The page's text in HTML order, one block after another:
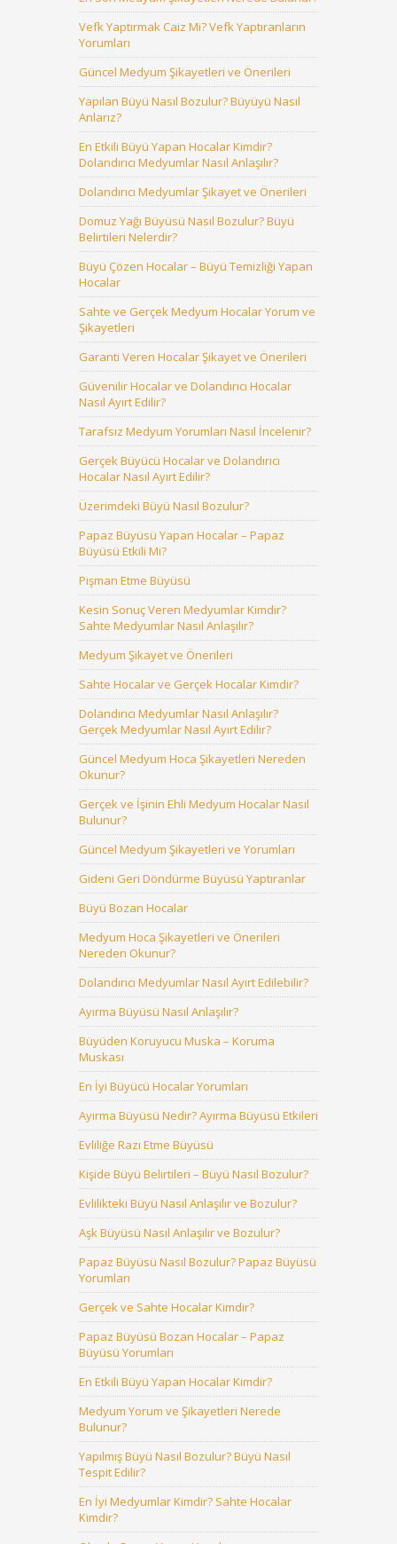
Vefk Yaptırmak Caiz Mi? Vefk Yaptıranların
Yorumları
Güncel Medyum Şikayetleri ve Önerileri
Yapılan Büyü Nasıl Bozulur? Büyüyü Nasıl
Anlarız?
En Etkili Büyü Yapan Hocalar Kimdir?
Dolandırıcı Medyumlar Nasıl Anlaşılır?
Dolandırıcı Medyumlar Şikayet ve Önerileri
Domuz Yağı Büyüsü Nasıl Bozulur? Büyü
Belirtileri Nelerdir?
Büyü Çözen Hocalar – Büyü Temizliği Yapan
Hocalar
Sahte ve Gerçek Medyum Hocalar Yorum ve
Şikayetleri
Garanti Veren Hocalar Şikayet ve Önerileri
Güvenilir Hocalar ve Dolandırıcı Hocalar
Nasıl Ayırt Edilir?
Tarafsız Medyum Yorumları Nasıl İncelenir?
Gerçek Büyücü Hocalar ve Dolandırıcı
Hocalar Nasıl Ayırt Edilir?
Üzerimdeki Büyü Nasıl Bozulur?
Papaz Büyüsü Yapan Hocalar – Papaz
Büyüsü Etkili Mi?
Pişman Etme Büyüsü
Kesin Sonuç Veren Medyumlar Kimdir?
Sahte Medyumlar Nasıl Anlaşılır?
Medyum Şikayet ve Önerileri
Sahte Hocalar ve Gerçek Hocalar Kimdir?
Dolandırıcı Medyumlar Nasıl Anlaşılır?
Gerçek Medyumlar Nasıl Ayırt Edilir?
Güncel Medyum Hoca Şikayetleri Nereden
Okunur?
Gerçek ve İşinin Ehli Medyum Hocalar Nasıl
Bulunur?
Güncel Medyum Şikayetleri ve Yorumları
Gideni Geri Döndürme Büyüsü Yaptıranlar
Büyü Bozan Hocalar
Medyum Hoca Şikayetleri ve Önerileri
Nereden Okunur?
Dolandırıcı Medyumlar Nasıl Ayırt Edilebilir?
Ayırma Büyüsü Nasıl Anlaşılır?
Büyüden Koruyucu Muska – Koruma
Muskası
En İyi Büyücü Hocalar Yorumları
Ayırma Büyüsü Nedir? Ayırma Büyüsü Etkileri
Evliliğe Razı Etme Büyüsü
Kişide Büyü Belirtileri – Büyü Nasıl Bozulur?
Evlilikteki Büyü Nasıl Anlaşılır ve Bozulur?
Aşk Büyüsü Nasıl Anlaşılır ve Bozulur?
Papaz Büyüsü Nasıl Bozulur? Papaz Büyüsü
Yorumları
Gerçek ve Sahte Hocalar Kimdir?
Papaz Büyüsü Bozan Hocalar – Papaz
Büyüsü Yorumları
En Etkili Büyü Yapan Hocalar Kimdir?
Medyum Yorum ve Şikayetleri Nerede
Bulunur?
Yapılmış Büyü Nasıl Bozulur? Büyü Nasıl
Tespit Edilir?
En İyi Medyumlar Kimdir? Sahte Hocalar
Kimdir?